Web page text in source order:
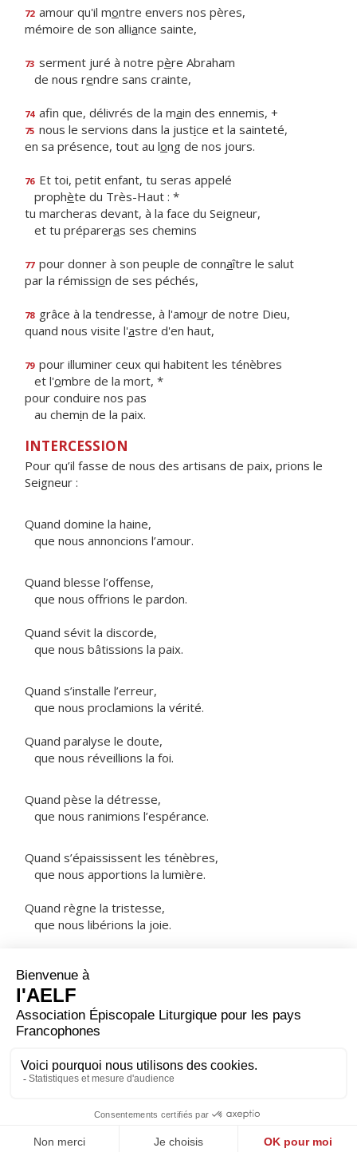
72 amour qu'il montre envers nos pères,
mémoire de son alliance sainte,
73 serment juré à notre père Abraham
de nous rendre sans crainte,
74 afin que, délivrés de la main des ennemis, +
75 nous le servions dans la justice et la sainteté,
en sa présence, tout au long de nos jours.
76 Et toi, petit enfant, tu seras appelé
prophète du Très-Haut : *
tu marcheras devant, à la face du Seigneur,
et tu prépareras ses chemins
77 pour donner à son peuple de connaître le salut
par la rémission de ses péchés,
78 grâce à la tendresse, à l'amour de notre Dieu,
quand nous visite l'astre d'en haut,
79 pour illuminer ceux qui habitent les ténèbres
et l'ombre de la mort, *
pour conduire nos pas
au chemin de la paix.
INTERCESSION
Pour qu’il fasse de nous des artisans de paix, prions le
Seigneur :
Quand domine la haine,
que nous annoncions l’amour.
Quand blesse l’offense,
que nous offrions le pardon.
Quand sévit la discorde,
que nous bâtissions la paix.
Quand s’installe l’erreur,
que nous proclamions la vérité.
Quand paralyse le doute,
que nous réveillions la foi.
Quand pèse la détresse,
que nous ranimions l’espérance.
Quand s’épaississent les ténèbres,
que nous apportions la lumière.
Quand règne la tristesse,
que nous libérions la joie.
NOTRE PÈRE
ORAISON
Que nos lèvres, notre âme et toute notre vie
être est un don de ta grâce, fais que notre existence te
soit consacrée.